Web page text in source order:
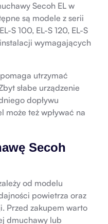
Secoh EL w
są modele z serii
S 100, EL-S 120, EL-S
wymagających
utrzymać
słabe urządzenie
dopływu
może też wpływać na
Secoh
od modelu
powietrza oraz
Przed zakupem warto
dmuchawy lub